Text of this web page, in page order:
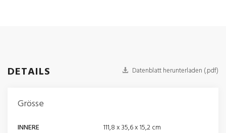
DETAILS Datenblatt herunterladen (.pdf)
Grösse
INNERE 111,8 x 35,6 x 15,2 cm